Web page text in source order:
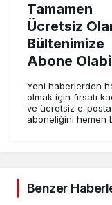
Tamamen
Ücretsiz
Bültenimize
Abone
Yeni haberlerden
olmak için fırsatı
ve ücretsiz e-posta
aboneliğini hemen
Benzer